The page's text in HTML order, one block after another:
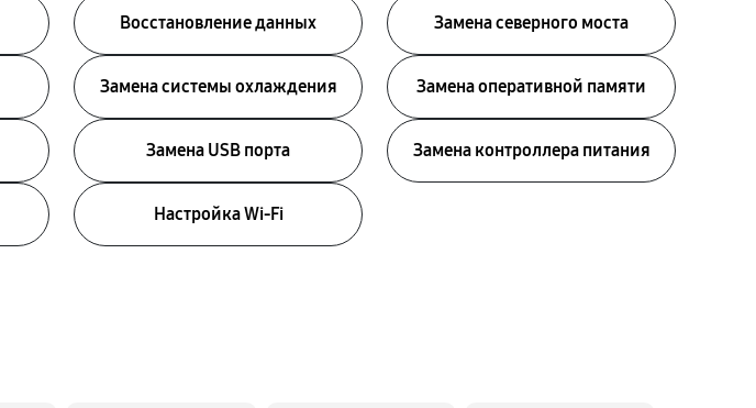
Восстановление данных Замена северного моста
Замена системы охлаждения Замена оперативной памяти
Замена USB порта Замена контроллера питания
Настройка Wi-Fi